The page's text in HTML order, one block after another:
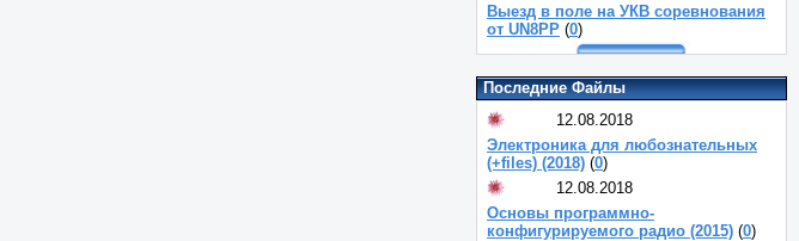
Выезд в поле на УКВ соревнования
от UN8PP (0)
Последние Файлы
12.08.2018
Электроника для любознательных
(+files) (2018) (0)
12.08.2018
Основы программно-
конфигурируемого радио (2015) (0)